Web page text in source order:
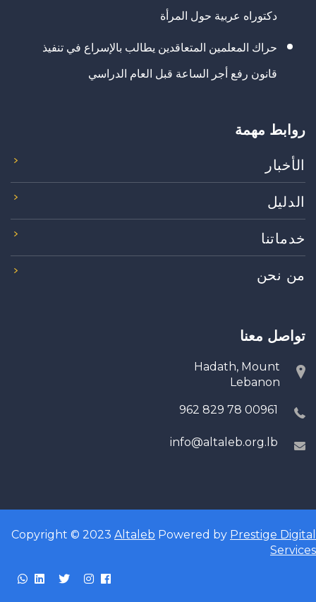
دكتوراه عربية حول المرأة
حراك المعلمين المتعاقدين يطالب بالإسراع في تنفيذ
قانون رفع أجر الساعة قبل العام الدراسي
روابط مهمة
الأخبار
الدليل
خدماتنا
من نحن
تواصل معنا
Hadath, Mount
Lebanon
00961 78 829 962
info@altaleb.org.lb
Copyright © 2023 Altaleb Powered by Prestige Digital
Services